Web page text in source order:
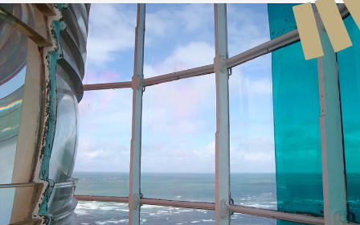
Un phare unique
400 ans d'Histoire
Entrez
Horaires et réservation
Accès au phare